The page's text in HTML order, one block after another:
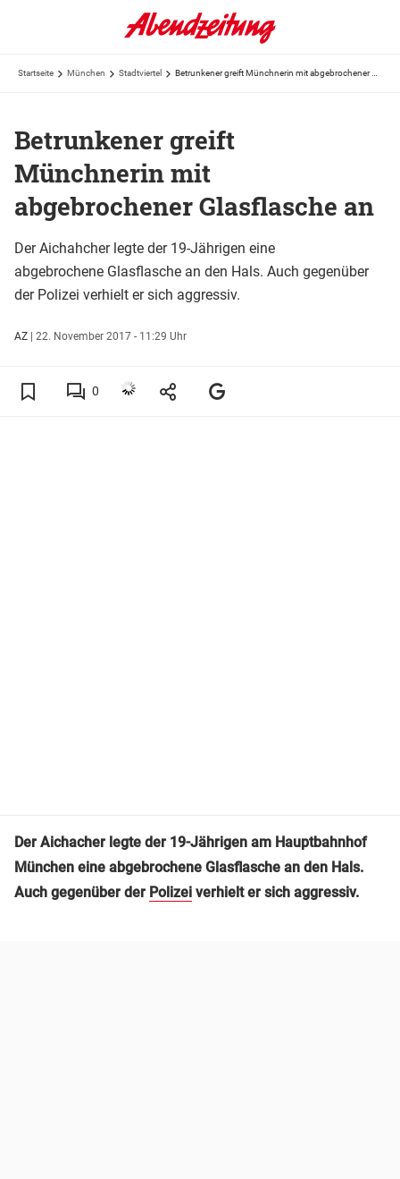
Startseite München Stadtviertel
Betrunkener greift
Münchnerin mit
abgebrochener Glasflasche an
Der Aichahcher legte der 19-Jährigen eine
abgebrochene Glasflasche an den Hals. Auch gegenüber
der Polizei verhielt er sich aggressiv.
AZ | 22. November 2017 - 11:29 Uhr
0
Der Aichacher legte der 19-Jährigen am Hauptbahnhof
München eine abgebrochene Glasflasche an den Hals.
Auch gegenüber der Polizei verhielt er sich aggressiv.